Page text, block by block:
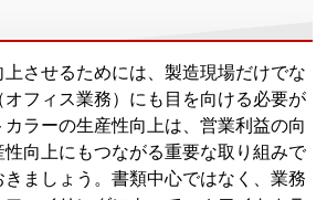
させるためには、製造現場だけでな
オフィス業務）にも目を向ける必要が
ラーの生産性向上は、営業利益の向
性向上にもつながる重要な取り組みで
ましょう。書類中心ではなく、業務